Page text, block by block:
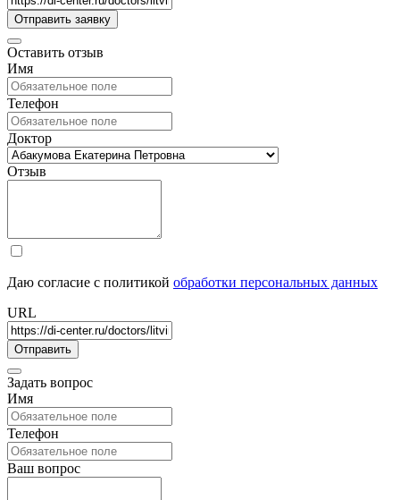
Оставить отзыв
Имя
Телефон
Доктор
Отзыв
Даю согласие с политикой обработки персональных данных
URL
Задать вопрос
Имя
Телефон
Ваш вопрос